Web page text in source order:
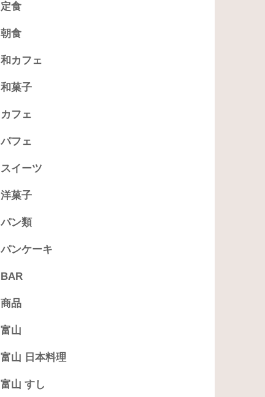
定食
朝食
和カフェ
和菓子
カフェ
パフェ
スイーツ
洋菓子
パン類
パンケーキ
BAR
商品
富山
富山 日本料理
富山 すし